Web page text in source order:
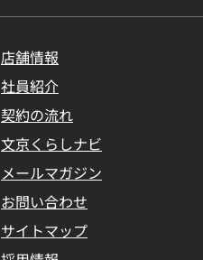
店舗情報
社員紹介
契約の流れ
文京くらしナビ
メールマガジン
お問い合わせ
サイトマップ